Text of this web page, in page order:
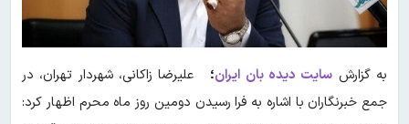
به گزارش سایت دیده بان ایران؛
علیرضا زاکانی، شهردار تهران، در
جمع خبرنگاران با اشاره به فرا رسیدن دومین روز ماه محرم اظهار کرد: